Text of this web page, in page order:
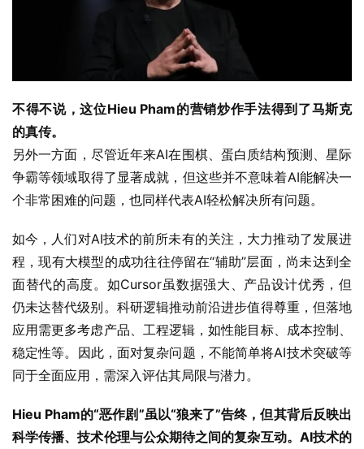
不得不说，这位Hieu Pham的营销炒作手法得到了马斯克
的真传。
另外一方面，尽管近年来AI在围棋、蛋白质结构预测、星际
争霸等领域取得了显著成就，但这些并不意味着AI能解决一
个非常困难的问题，也同样代表AI轻松解决所有问题。
如今，人们对AI技术的前所未有的关注，大力推动了发展进
程，现有大模型的成功往往停留在“辅助”层面，尚未达到全
面替代的高度。如Cursor虽数据强大、产品设计优秀，但
仍未达替代级别。科研逻辑推动前沿进步值得尊重，但落地
应用需更多考虑产品、工程逻辑，如性能目标、成本控制、
稳定性等。因此，面对复杂问题，不能简单将AI技术突破等
同于全面应用，需深入评估其局限与潜力。
Hieu Pham的“恶作剧”虽以“狼来了”告终，但其背后反映出
科学传播、技术伦理与公众期待之间的复杂互动。AI技术的